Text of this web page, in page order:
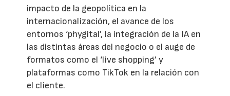
impacto de la geopolítica en la
internacionalización, el avance de los
entornos ‘phygital’, la integración de la IA en
las distintas áreas del negocio o el auge de
formatos como el ‘live shopping’ y
plataformas como TikTok en la relación con
el cliente.